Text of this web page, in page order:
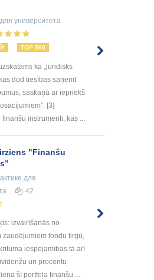
для университета
TOP 500
kā „juridisks
dod tiesības saņemt
saskaņā ar iepriekš
[3]
instrumenti, kas ...
"Finanšu
для
42
izvairīšanās no
zaudējumiem fondu tirgū,
iespējamības tā arī
un procentu
šī portfeļa finanšu ...